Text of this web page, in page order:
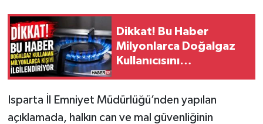
Dikkat! Bu Haber
Milyonlarca Doğalgaz
Kullanıcısını
Isparta İl Emniyet Müdürlüğü’nden yapılan
açıklamada, halkın can ve mal güvenliğinin